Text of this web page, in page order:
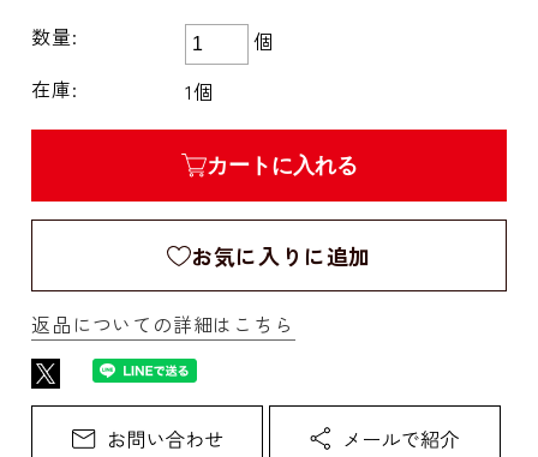
数量:
個
在庫:
1個
カートに入れる
お気に入りに追加
返品についての詳細はこちら